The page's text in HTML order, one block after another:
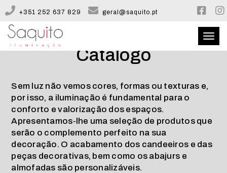
+351 252 637 829 geral@saquito.pt
Toggle
CATÁLOGO
CONFIGURADOR
CONTACTOS
Catálogo
Sem luz não vemos cores, formas ou texturas e,
por isso, a iluminação é fundamental para o
conforto e valorização dos espaços.
Apresentamos-lhe uma seleção de produtos que
serão o complemento perfeito na sua
decoração. O acabamento dos candeeiros e das
peças decorativas, bem como os abajurs e
almofadas são personalizáveis.